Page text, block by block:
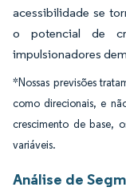
acessibilidade se
o potencial de
impulsionadores
*Nossas previsões
como direcionais, e
crescimento de base,
variáveis.
Análise de